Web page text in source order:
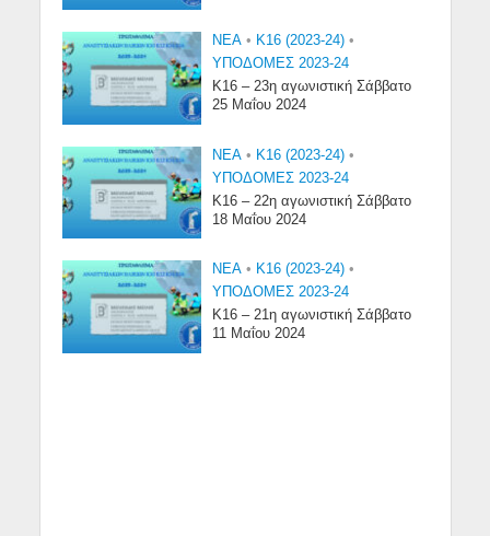
NEA • Κ16 (2023-24) •
ΥΠΟΔΟΜΕΣ 2023-24
Κ16 – 23η αγωνιστική Σάββατο
25 Μαΐου 2024
NEA • Κ16 (2023-24) •
ΥΠΟΔΟΜΕΣ 2023-24
Κ16 – 22η αγωνιστική Σάββατο
18 Μαΐου 2024
NEA • Κ16 (2023-24) •
ΥΠΟΔΟΜΕΣ 2023-24
Κ16 – 21η αγωνιστική Σάββατο
11 Μαΐου 2024